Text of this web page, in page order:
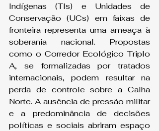
Indígenas (TIs) e Unidades de
Conservação (UCs) em faixas de
fronteira representa uma ameaça à
soberania nacional. Propostas
como o Corredor Ecológico Triplo
A, se formalizadas por tratados
internacionais, podem resultar na
perda de controle sobre a Calha
Norte. A ausência de pressão militar
e a predominância de decisões
políticas e sociais abriram espaço